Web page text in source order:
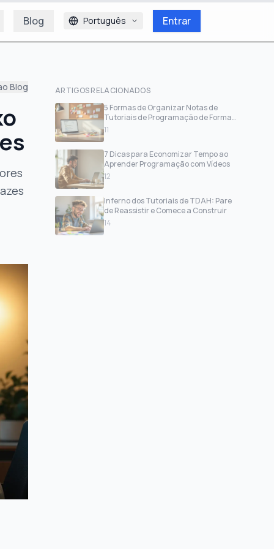
Blog Português Entrar
Blog
ARTIGOS RELACIONADOS
5 Formas de Organizar Notas de
Tutoriais de Programação de Forma
Eficaz
11
7 Dicas para Economizar Tempo ao
Aprender Programação com Vídeos
12
Inferno dos Tutoriais de TDAH: Pare
de Reassistir e Comece a Construir
14